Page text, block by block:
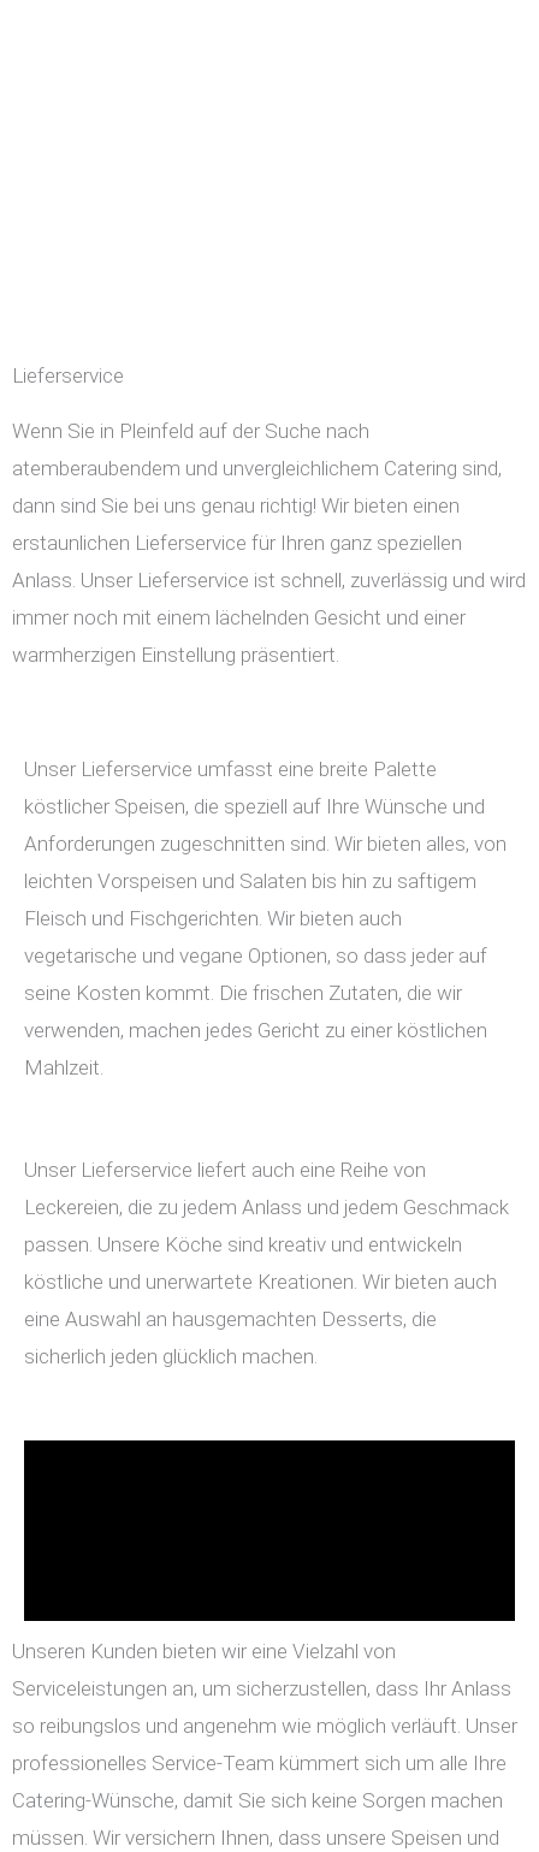
Lieferservice
Wenn Sie in Pleinfeld auf der Suche nach
atemberaubendem und unvergleichlichem Catering sind,
dann sind Sie bei uns genau richtig! Wir bieten einen
erstaunlichen Lieferservice für Ihren ganz speziellen
Anlass. Unser Lieferservice ist schnell, zuverlässig und wird
immer noch mit einem lächelnden Gesicht und einer
warmherzigen Einstellung präsentiert.
Unser Lieferservice umfasst eine breite Palette
köstlicher Speisen, die speziell auf Ihre Wünsche und
Anforderungen zugeschnitten sind. Wir bieten alles, von
leichten Vorspeisen und Salaten bis hin zu saftigem
Fleisch und Fischgerichten. Wir bieten auch
vegetarische und vegane Optionen, so dass jeder auf
seine Kosten kommt. Die frischen Zutaten, die wir
verwenden, machen jedes Gericht zu einer köstlichen
Mahlzeit.
Unser Lieferservice liefert auch eine Reihe von
Leckereien, die zu jedem Anlass und jedem Geschmack
passen. Unsere Köche sind kreativ und entwickeln
köstliche und unerwartete Kreationen. Wir bieten auch
eine Auswahl an hausgemachten Desserts, die
sicherlich jeden glücklich machen.
Unseren Kunden bieten wir eine Vielzahl von
Serviceleistungen an, um sicherzustellen, dass Ihr Anlass
so reibungslos und angenehm wie möglich verläuft. Unser
professionelles Service-Team kümmert sich um alle Ihre
Catering-Wünsche, damit Sie sich keine Sorgen machen
müssen. Wir versichern Ihnen, dass unsere Speisen und